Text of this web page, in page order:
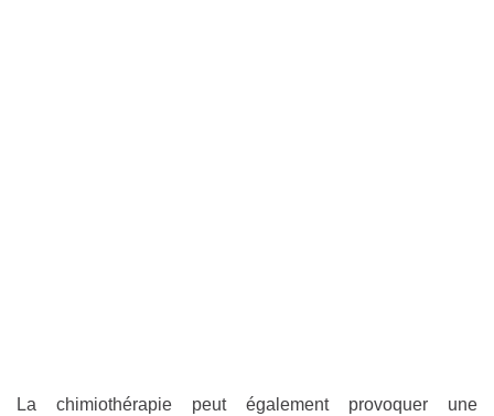
La chimiothérapie peut également provoquer une